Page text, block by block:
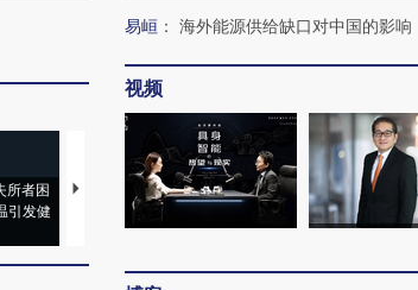
所者困
引发健
视线｜HYROX的吸金
术：是什么让中产们甘
心“花钱找虐”？
马航飞行员跨国走私7万
粒摇头丸 尿检体内含3种
毒品
易峘 ： 海外能源供给缺口对中国的影响
视频